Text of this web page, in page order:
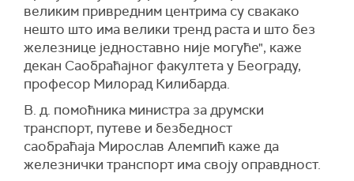
великим привредним центрима су свакако
нешто што има велики тренд раста и што без
железнице једноставно није могуће", каже
декан Саобраћајног факултета у Београду,
професор Милорад Килибарда.
В. д. помоћника министра за друмски
транспорт, путеве и безбедност
саобраћаја Мирослав Алемпић каже да
железнички транспорт има своју оправдност.